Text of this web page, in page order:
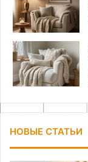
НОВЫЕ СТАТЬИ